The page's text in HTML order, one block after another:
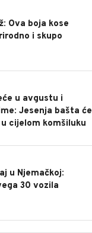
Ova boja kose
i skupo
u avgustu i
Jesenja bašta će
cijelom komšiluku
u Njemačkoj:
30 vozila